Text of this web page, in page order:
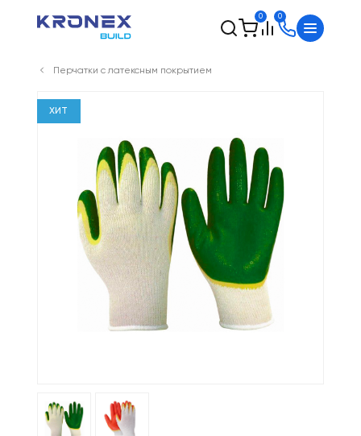
0 0
Перчатки с латексным покрытием
ХИТ